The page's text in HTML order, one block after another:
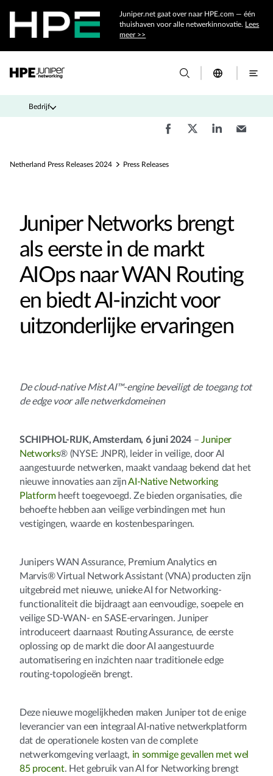
Juniper.net gaat over naar HPE.com — één
thuishaven voor alle netwerkinnovatie. Lees
meer >>
Bedrijf
Netherland Press Releases 2024 Press Releases
Juniper Networks brengt
als eerste in de markt
AIOps naar WAN Routing
en biedt AI-inzicht voor
uitzonderlijke ervaringen
De cloud-native Mist AI™-engine beveiligt de toegang tot
de edge voor alle netwerkdomeinen
SCHIPHOL-RIJK, Amsterdam, 6 juni 2024 –Juniper
Networks® (NYSE: JNPR), leider in veilige, door AI
aangestuurde netwerken, maakt vandaag bekend dat het
nieuwe innovaties aan zijnAI-Native Networking
Platformheeft toegevoegd. Ze bieden organisaties, die
behoefte hebben aan veilige verbindingen met hun
vestigingen, waarde en kostenbesparingen.
Junipers WAN Assurance, Premium Analytics en
Marvis® Virtual Network Assistant (VNA) producten zijn
uitgebreid met nieuwe, unieke AI for Networking-
functionaliteit die bijdraagt aan eenvoudige, soepele en
veilige SD-WAN- en SASE-ervaringen. Juniper
introduceert daarnaast Routing Assurance, de eerste
oplossing op de markt die door AI aangestuurde
automatisering en inzichten naar traditionele edge
routing-topologieën brengt.
Deze nieuwe mogelijkheden maken Juniper tot de enige
leverancier van een integraal AI-native netwerkplatform
dat de operationele kosten van de complete
netwerkomgeving verlaagt, in sommige gevallen met wel
85 procent. Het gebruik van AI for Networking brengt